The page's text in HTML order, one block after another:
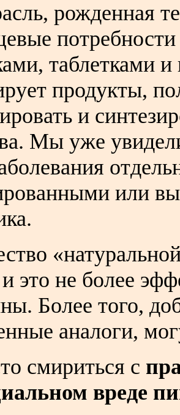
рожденная
таблетками и
продукты,
и
Мы уже
или
это не более
Более того,
аналоги,
смириться с
вреде